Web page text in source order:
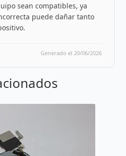
sean compatibles, ya
puede dañar tanto
Generado el 20/06/2026